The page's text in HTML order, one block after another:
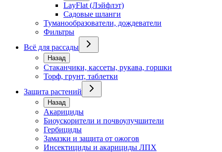
LayFlat (Лэйфлэт)
Садовые шланги
Туманообразователи, дождеватели
Фильтры
Всё для рассады
Назад
Стаканчики, кассеты, рукава, горшки
Торф, грунт, таблетки
Защита растений
Назад
Акарициды
Биоускорители и почвоулучшители
Гербициды
Замазки и защита от ожогов
Инсектициды и акарициды ЛПХ